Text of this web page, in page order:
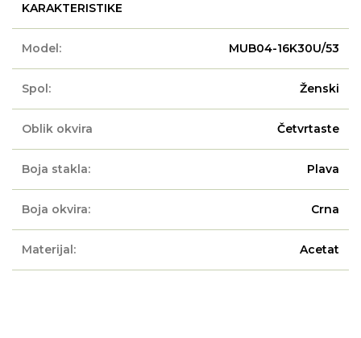
KARAKTERISTIKE
Model: MUB04-16K30U/53
Spol: Ženski
Oblik okvira Četvrtaste
Boja stakla: Plava
Boja okvira: Crna
Materijal: Acetat